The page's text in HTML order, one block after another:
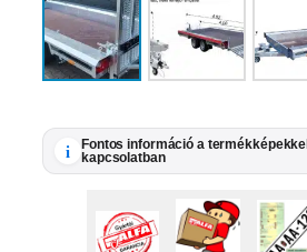
i
Fontos információ a termékképekkel
kapcsolatban